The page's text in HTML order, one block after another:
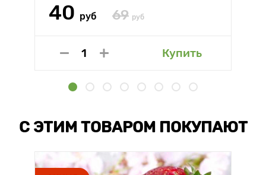
40 руб 69 руб
Купить
С ЭТИМ ТОВАРОМ ПОКУПАЮТ